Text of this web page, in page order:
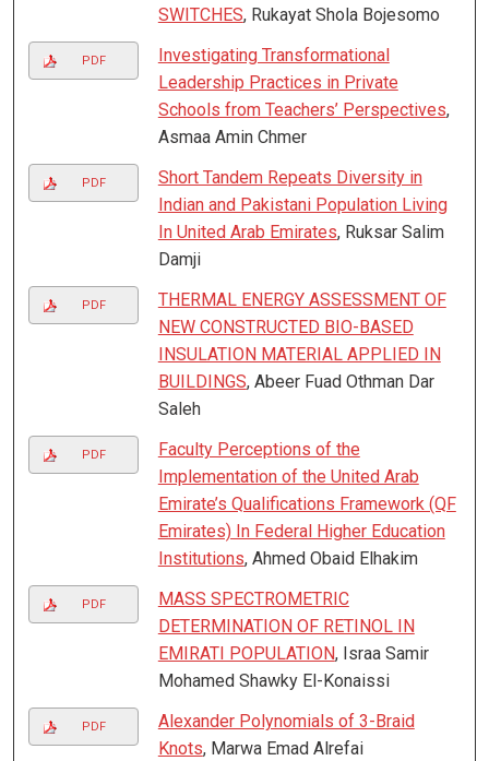
SWITCHES, Rukayat Shola Bojesomo
PDF
Investigating Transformational
Leadership Practices in Private
Schools from Teachers’ Perspectives,
Asmaa Amin Chmer
PDF
Short Tandem Repeats Diversity in
Indian and Pakistani Population Living
In United Arab Emirates, Ruksar Salim
Damji
PDF
THERMAL ENERGY ASSESSMENT OF
NEW CONSTRUCTED BIO-BASED
INSULATION MATERIAL APPLIED IN
BUILDINGS, Abeer Fuad Othman Dar
Saleh
PDF
Faculty Perceptions of the
Implementation of the United Arab
Emirate’s Qualifications Framework (QF
Emirates) In Federal Higher Education
Institutions, Ahmed Obaid Elhakim
PDF
MASS SPECTROMETRIC
DETERMINATION OF RETINOL IN
EMIRATI POPULATION, Israa Samir
Mohamed Shawky El-Konaissi
PDF
Alexander Polynomials of 3-Braid
Knots, Marwa Emad Alrefai